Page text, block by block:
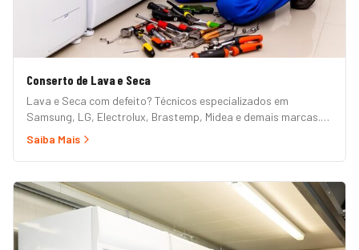
Conserto de Lava e Seca
Lava e Seca com defeito? Técnicos especializados em
Samsung, LG, Electrolux, Brastemp, Midea e demais marcas.
Erros de painel, não centrifuga, não seca, vazamento e mais.
Saiba Mais